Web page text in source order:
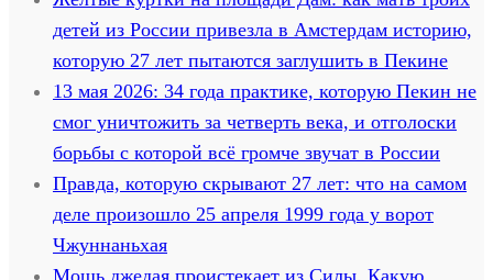
детей из России привезла в Амстердам историю,
которую 27 лет пытаются заглушить в Пекине
13 мая 2026: 34 года практике, которую Пекин не
смог уничтожить за четверть века, и отголоски
борьбы с которой всё громче звучат в России
Правда, которую скрывают 27 лет: что на самом
деле произошло 25 апреля 1999 года у ворот
Чжуннаньхая
Мощь джедая проистекает из Силы. Какую